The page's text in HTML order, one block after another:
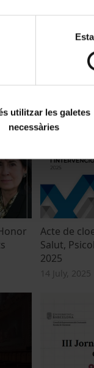
utilitzar les galetes
necessàries
Acte de
la
2025
Acte de
Salut,
2025
14 July, 2025